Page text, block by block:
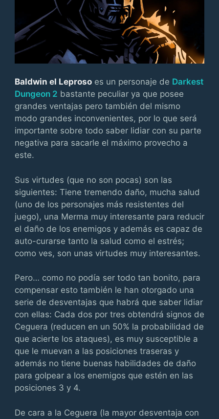
Baldwin el Leproso es un personaje de Darkest
Dungeon 2 bastante peculiar ya que posee
grandes ventajas pero también del mismo
modo grandes inconvenientes, por lo que será
importante sobre todo saber lidiar con su parte
negativa para sacarle el máximo provecho a
este.
Sus virtudes (que no son pocas) son las
siguientes: Tiene tremendo daño, mucha salud
(uno de los personajes más resistentes del
juego), una Merma muy interesante para reducir
el daño de los enemigos y además es capaz de
auto-curarse tanto la salud como el estrés;
como ves, son unas virtudes muy interesantes.
Pero… como no podía ser todo tan bonito, para
compensar esto también le han otorgado una
serie de desventajas que habrá que saber lidiar
con ellas: Cada dos por tres obtendrá signos de
Ceguera (reducen en un 50% la probabilidad de
que acierte los ataques), es muy susceptible a
que le muevan a las posiciones traseras y
además no tiene buenas habilidades de daño
para golpear a los enemigos que estén en las
posiciones 3 y 4.
De cara a la Ceguera (la mayor desventaja con